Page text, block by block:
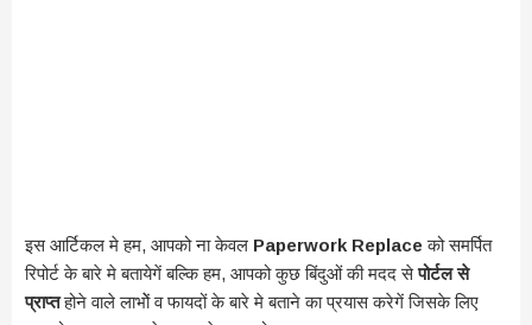
इस आर्टिकल मे हम, आपको ना केवल Paperwork Replaceको समर्पित
रिपोर्ट के बारे मे बतायेगें बल्कि हम, आपको कुछ बिंदुओं की मदद सेपोर्टल से
प्राप्तहोने वाले लाभोें व फायदों के बारे मे बताने का प्रयास करेगें जिसके लिए